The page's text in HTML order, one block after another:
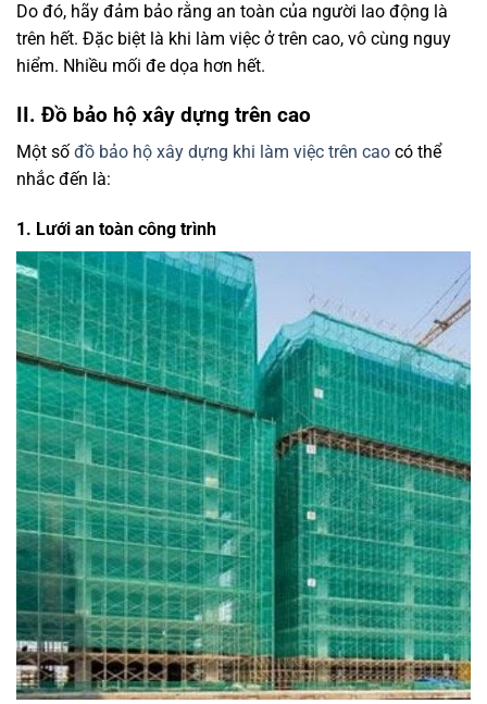
Do đó, hãy đảm bảo rằng an toàn của người lao động là
trên hết. Đặc biệt là khi làm việc ở trên cao, vô cùng nguy
hiểm. Nhiều mối đe dọa hơn hết.
II. Đồ bảo hộ xây dựng trên cao
Một số đồ bảo hộ xây dựng khi làm việc trên cao có thể
nhắc đến là:
1. Lưới an toàn công trình